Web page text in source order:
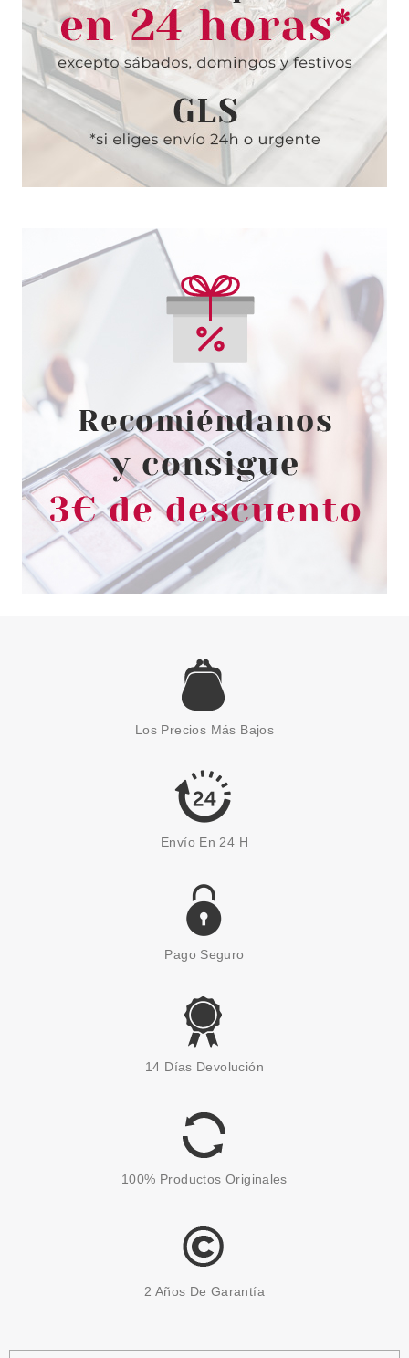
DAYS 919 CORAL DAZE 10 ML
1.45€
MAYBELLINE
MAYBELLINE COLOR SHOW
VINYLTEAL THE DEAL 401 7ML
1.35€
Los Precios Más Bajos
Envío En 24 H
Pago Seguro
14 Días Devolución
100% Productos Originales
2 Años De Garantía